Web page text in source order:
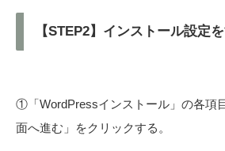
【STEP2】インストール設定
①「WordPressインストール」の各項
面へ進む」をクリックする。